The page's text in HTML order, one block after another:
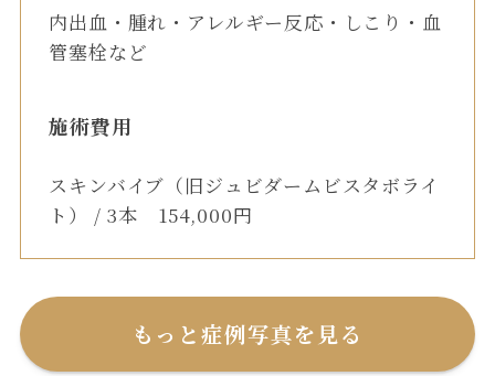
内出血・腫れ・アレルギー反応・しこり・血
管塞栓など
施術費用
スキンバイブ（旧ジュビダームビスタボライ
ト） / 3本 154,000円
もっと症例写真を見る